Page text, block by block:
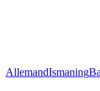
AllemandIsmaning